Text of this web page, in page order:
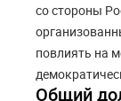
со стороны
повлиять на
Общий